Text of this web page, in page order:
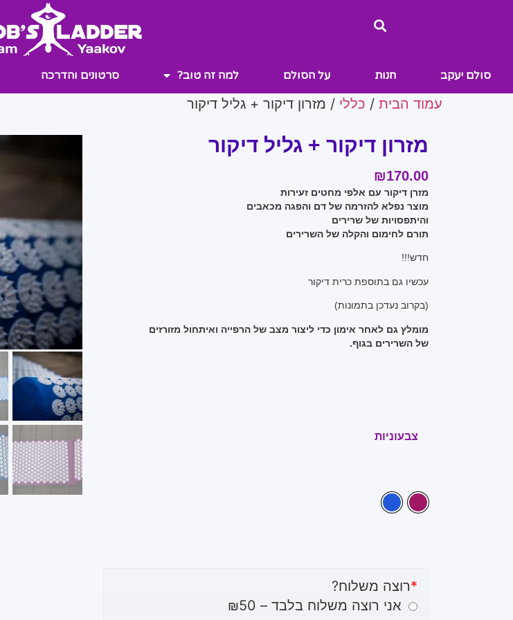
סולם יעקב חנות על הסולם למה זה טוב? סרטונים והדרכה
עמוד הבית / כללי / מזרון דיקור + גליל דיקור
מזרון דיקור + גליל דיקור
₪170.00
מזרן דיקור עם אלפי מחטים זעירות
מוצר נפלא להזרמה של דם והפגה מכאבים
והיתפסויות של שרירים
תורם לחימום והקלה של השרירים
חדש!!!
עכשיו גם בתוספת כרית דיקור
(בקרוב נעדכן בתמונות)
מומלץ גם לאחר אימון כדי ליצור מצב של הרפייה ואיתחול מזורזים
של השרירים בגוף.
צבעוניות
*רוצה משלוח?
אני רוצה משלוח בלבד – ₪50